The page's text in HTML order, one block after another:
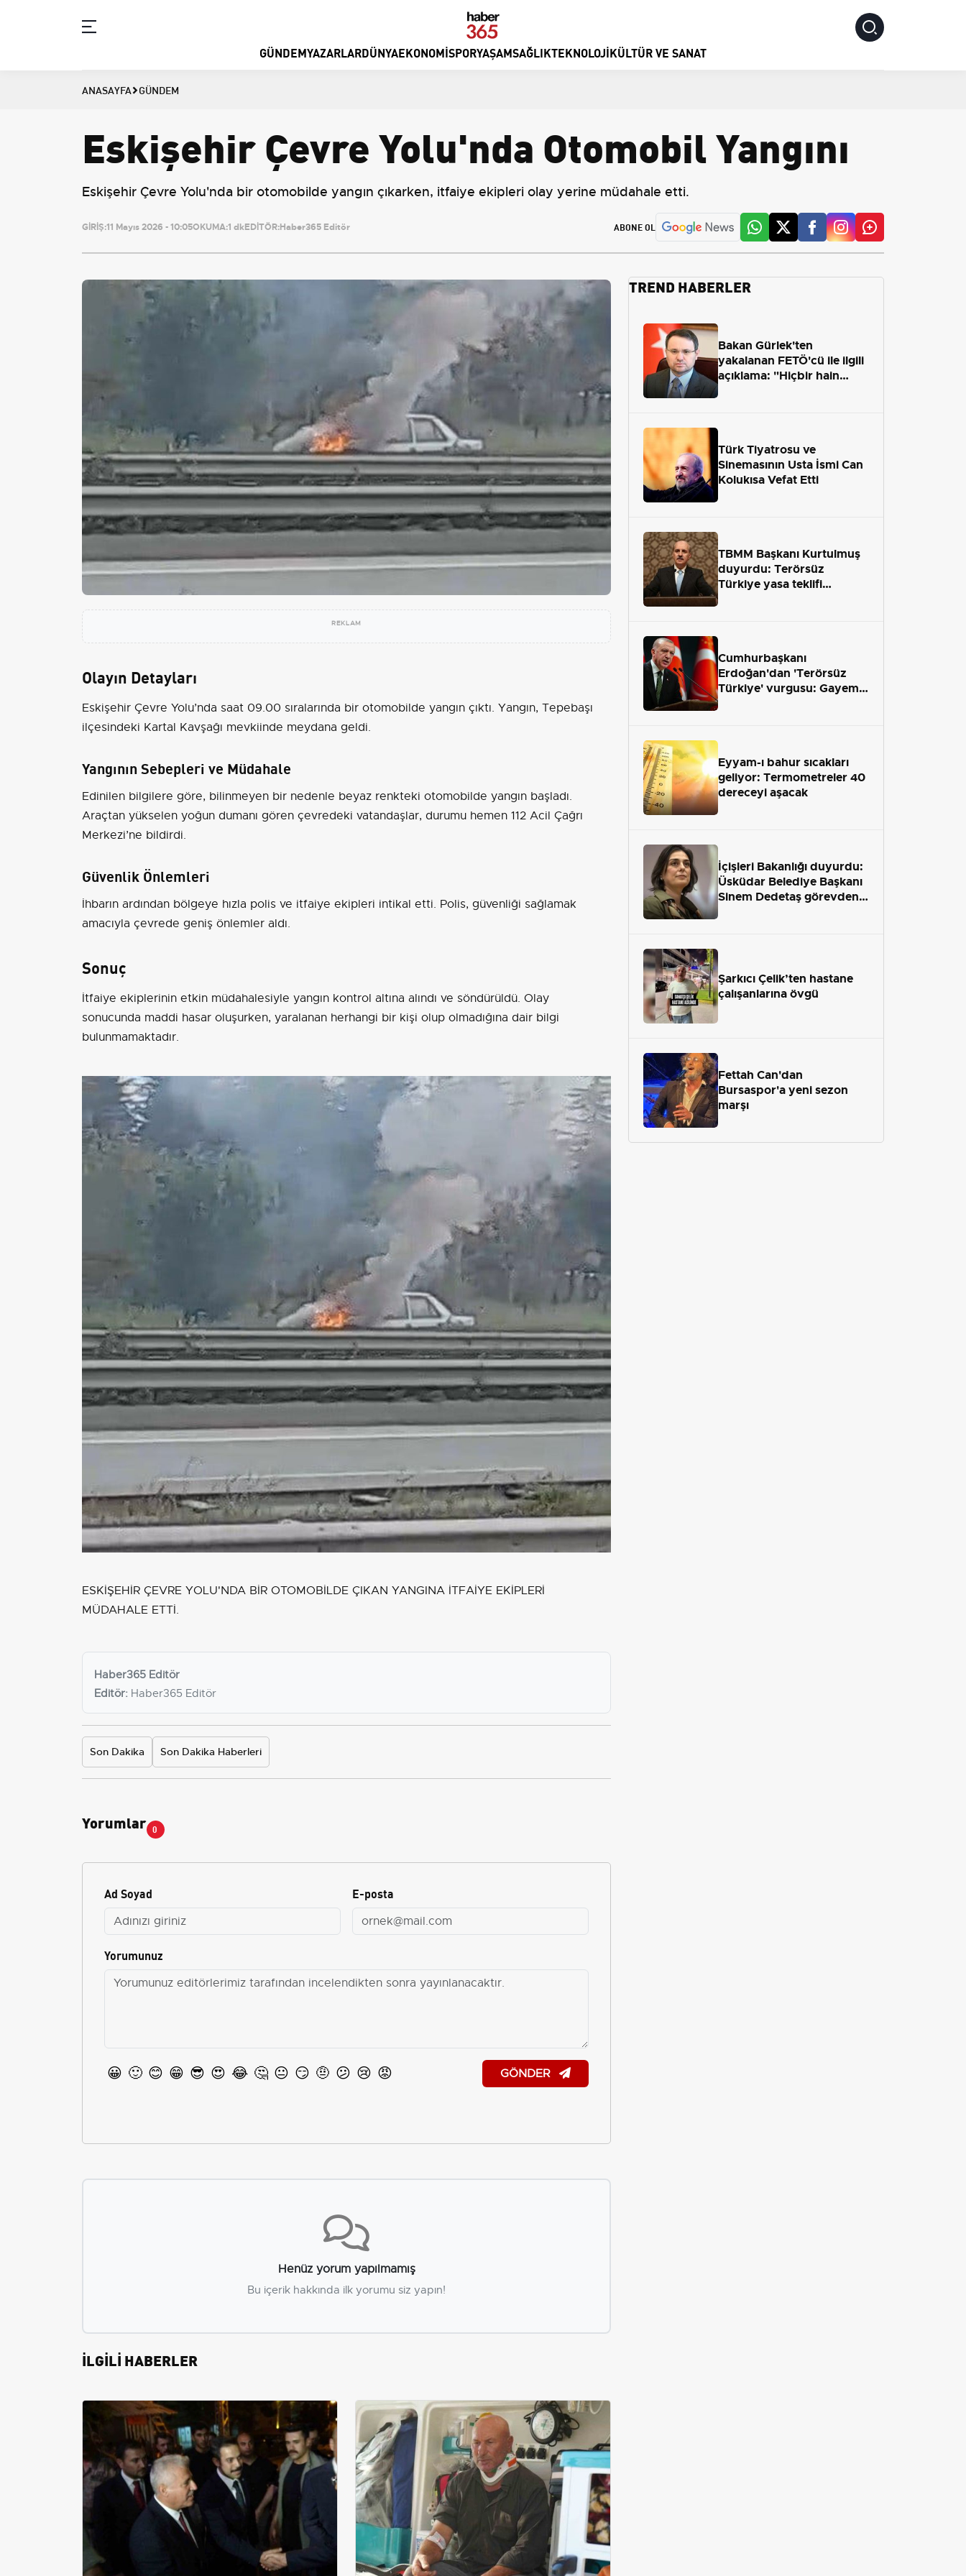
GÜNDEMYAZARLARDÜNYAEKONOMISPORYAŞAMSAĞLIKTEKNOLOJIKÜLTÜR VE SANAT
ANASAYFA GÜNDEM
Eskişehir Çevre Yolu'nda Otomobil Yangını
Eskişehir Çevre Yolu'nda bir otomobilde yangın çıkarken, itfaiye ekipleri olay yerine müdahale etti.
GİRİŞ:11 Mayıs 2026 - 10:05OKUMA:1 dkEDİTÖR:Haber365 Editör ABONE OL
REKLAM
Olayın Detayları
Eskişehir Çevre Yolu’nda saat 09.00 sıralarında bir otomobilde yangın çıktı. Yangın, Tepebaşı
ilçesindeki Kartal Kavşağı mevkiinde meydana geldi.
Yangının Sebepleri ve Müdahale
Edinilen bilgilere göre, bilinmeyen bir nedenle beyaz renkteki otomobilde yangın başladı.
Araçtan yükselen yoğun dumanı gören çevredeki vatandaşlar, durumu hemen 112 Acil Çağrı
Merkezi’ne bildirdi.
Güvenlik Önlemleri
İhbarın ardından bölgeye hızla polis ve itfaiye ekipleri intikal etti. Polis, güvenliği sağlamak
amacıyla çevrede geniş önlemler aldı.
Sonuç
İtfaiye ekiplerinin etkin müdahalesiyle yangın kontrol altına alındı ve söndürüldü. Olay
sonucunda maddi hasar oluşurken, yaralanan herhangi bir kişi olup olmadığına dair bilgi
bulunmamaktadır.
ESKİŞEHİR ÇEVRE YOLU'NDA BİR OTOMOBİLDE ÇIKAN YANGINA İTFAİYE EKİPLERİ
MÜDAHALE ETTİ.
Haber365 Editör
Editör: Haber365 Editör
Son Dakika Son Dakika Haberleri
Yorumlar 0
Ad Soyad E-posta
Yorumunuz
😀 🙂 😊 😁 😎 😍 😂 🤔 😐 😏 🤨 😕 😢 😡 GÖNDER
Henüz yorum yapılmamış
Bu içerik hakkında ilk yorumu siz yapın!
İLGİLİ HABERLER
TREND HABERLER
Bakan Gürlek'ten
yakalanan FETÖ'cü ile ilgili
açıklama: "Hiçbir hain
Türk Tiyatrosu ve
Sinemasının Usta İsmi Can
Kolukısa Vefat Etti
TBMM Başkanı Kurtulmuş
duyurdu: Terörsüz
Türkiye yasa teklifi
Cumhurbaşkanı
Erdoğan'dan 'Terörsüz
Türkiye' vurgusu: Gayemiz
Eyyam-ı bahur sıcakları
geliyor: Termometreler 40
dereceyi aşacak
İçişleri Bakanlığı duyurdu:
Üsküdar Belediye Başkanı
Sinem Dedetaş görevden
Şarkıcı Çelik’ten hastane
çalışanlarına övgü
Fettah Can'dan
Bursaspor'a yeni sezon
marşı